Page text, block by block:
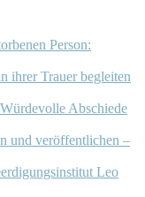
Person:
ihrer Trauer begleiten
Abschiede
und veröffentlichen –
Leo